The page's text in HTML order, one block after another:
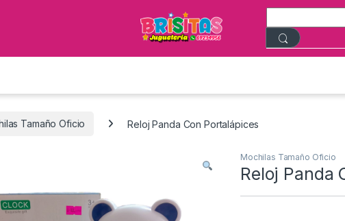
Tamaño Oficio Reloj Panda Con Portalápices
Mochilas Tamaño Oficio
Reloj Panda